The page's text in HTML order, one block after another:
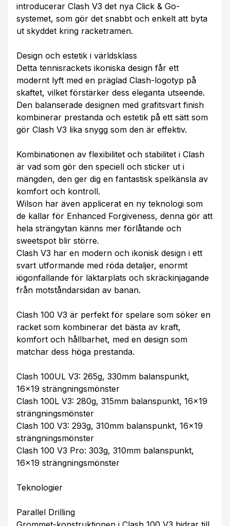
introducerar Clash V3 det nya Click & Go-
systemet, som gör det snabbt och enkelt att byta
ut skyddet kring racketramen.
Design och estetik i världsklass
Detta tennisrackets ikoniska design får ett
modernt lyft med en präglad Clash-logotyp på
skaftet, vilket förstärker dess eleganta utseende.
Den balanserade designen med grafitsvart finish
kombinerar prestanda och estetik på ett sätt som
gör Clash V3 lika snygg som den är effektiv.
Kombinationen av flexibilitet och stabilitet i Clash
är vad som gör den speciell och sticker ut i
mängden, den ger dig en fantastisk spelkänsla av
komfort och kontroll.
Wilson har även applicerat en ny teknologi som
de kallar för Enhanced Forgiveness, denna gör att
hela strängytan känns mer förlåtande och
sweetspot blir större.
Clash V3 har en modern och ikonisk design i ett
svart utformande med röda detaljer, enormt
iögonfallande för läktarplats och skräckinjagande
från motståndarsidan av banan.
Clash 100 V3 är perfekt för spelare som söker en
racket som kombinerar det bästa av kraft,
komfort och hållbarhet, med en design som
matchar dess höga prestanda.
Clash 100UL V3: 265g, 330mm balanspunkt,
16x19 strängningsmönster
Clash 100L V3: 280g, 315mm balanspunkt, 16x19
strängningsmönster
Clash 100 V3: 293g, 310mm balanspunkt, 16x19
strängningsmönster
Clash 100 V3 Pro: 303g, 310mm balanspunkt,
16x19 strängningsmönster
Teknologier
Parallel Drilling